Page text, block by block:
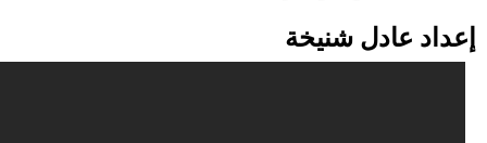
المساء
إعداد عادل شنيخة